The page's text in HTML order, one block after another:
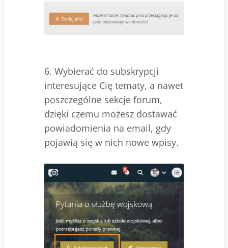
6. Wybierać do subskrypcji
interesujące Cię tematy, a nawet
poszczególne sekcje forum,
dzięki czemu możesz dostawać
powiadomienia na email, gdy
pojawią się w nich nowe wpisy.